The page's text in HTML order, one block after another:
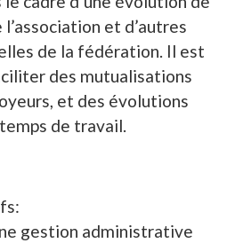
l’association et d’autres
de la fédération. Il est
des mutualisations
et des évolutions
de travail.
gestion administrative